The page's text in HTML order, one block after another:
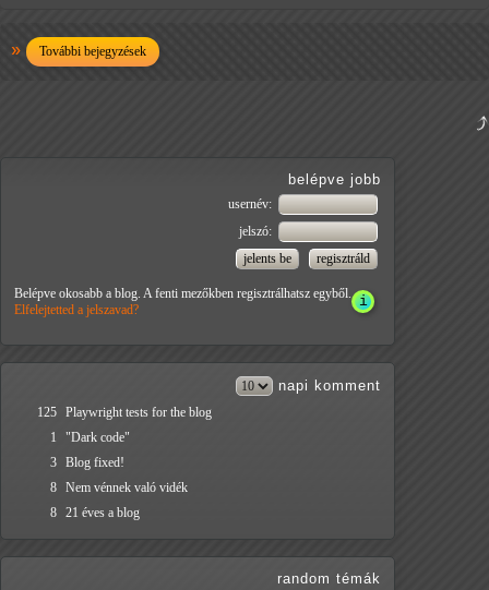
További bejegyzések
belépve jobb
usernév:
jelszó:
Belépve okosabb a blog. A fenti mezőkben regisztrálhatsz egyből.
Elfelejtetted a jelszavad?
napi komment
125 Playwright tests for the blog
1
"Dark code"
3 Blog fixed!
8 Nem vénnek való vidék
8 21 éves a blog
random témák